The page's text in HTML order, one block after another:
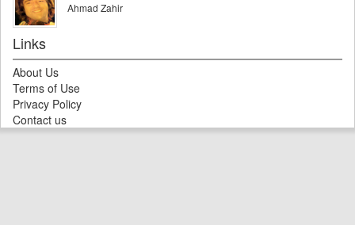
Ahmad Zahir
Links
About Us
Terms of Use
Privacy Policy
Contact us